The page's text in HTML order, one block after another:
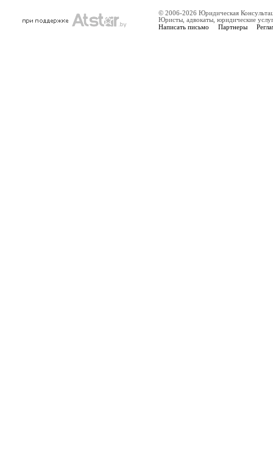
© 2006-2026 Юридическая
Юристы, адвокаты, юридические
Написать письмо Партнеры